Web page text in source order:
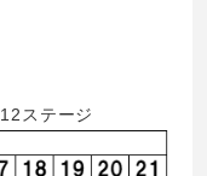
ステージ